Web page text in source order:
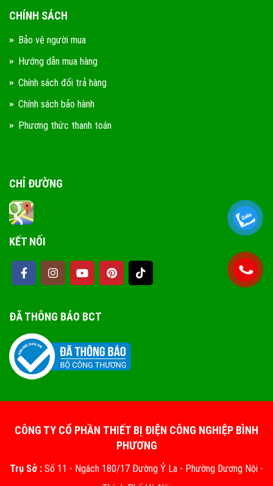
CHÍNH SÁCH
Bảo vệ người mua
Hướng dẫn mua hàng
Chính sách đổi trả hàng
Chính sách bảo hành
Phương thức thanh toán
CHỈ ĐƯỜNG
KẾT NỐI
ĐÃ THÔNG BÁO BCT
CÔNG TY CỔ PHẦN THIẾT BỊ ĐIỆN CÔNG NGHIỆP BÌNH
PHƯƠNG
Trụ Sở : Số 11 - Ngách 180/17 Đường Ỷ La - Phường Dương Nội -